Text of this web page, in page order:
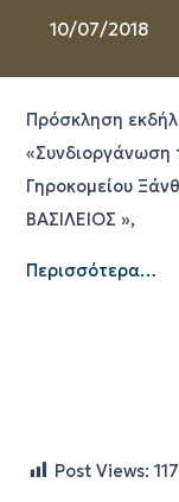
10/07/2018
Πρόσκληση
«Συνδιοργάνωση
Γηροκομείου
ΒΑΣΙΛΕΙΟΣ »,
Περισσότερα…
Post Views: 117